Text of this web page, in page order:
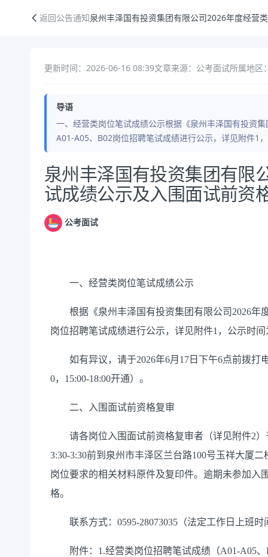
返回公告通知泉州丰泽国有投资集团有限公司2026年度经营
更新时间：2026-06-16 08:39文章来源：公考面试所属地区
导语
一、经营类岗位笔试成绩公示根据《泉州丰泽国有投资
A01-A05、B02岗位招聘笔试成绩进行公示，详见附件1
公告正文
泉州丰泽国有投资集团有限
试成绩公示及入围面试前资
公考面试
一、经营类岗位笔试成绩公示
根据《泉州丰泽国有投资集团有限公司2026年
岗位招聘笔试成绩进行公示，详见附件1，公示时间
如有异议，请于2026年6月17日下午6点前拨打电
0，15:00-18:00开通）。
二、入围面试前资格复审
请各岗位入围面试前资格复审者（详见附件2）
3:30-3:30前到泉州市丰泽区兰台路100号玉祥大厦
岗位要求的相关材料原件及复印件。逾期未参加入
格。
联系方式：0595-28073035（法定工作日上班时
附件：1.经营类岗位招聘笔试成绩（A01-A05、